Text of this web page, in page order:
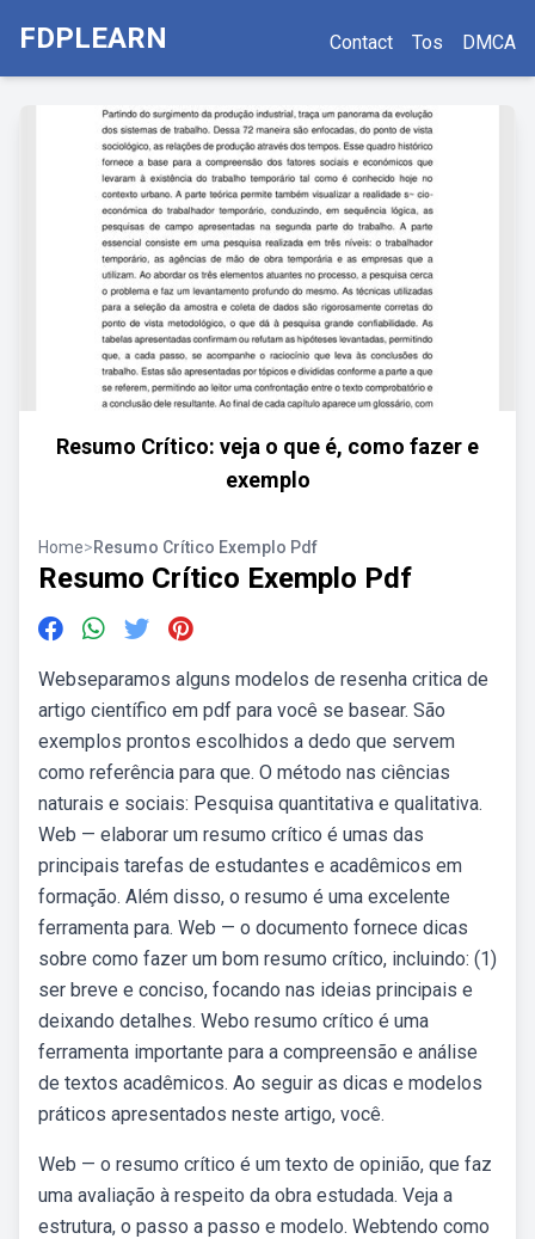
FDPLEARN Contact Tos DMCA
Resumo Crítico: veja o que é, como fazer e
exemplo
Home>Resumo Crítico Exemplo Pdf
Resumo Crítico Exemplo Pdf
Webseparamos alguns modelos de resenha critica de
artigo científico em pdf para você se basear. São
exemplos prontos escolhidos a dedo que servem
como referência para que. O método nas ciências
naturais e sociais: Pesquisa quantitativa e qualitativa.
Web — elaborar um resumo crítico é umas das
principais tarefas de estudantes e acadêmicos em
formação. Além disso, o resumo é uma excelente
ferramenta para. Web — o documento fornece dicas
sobre como fazer um bom resumo crítico, incluindo: (1)
ser breve e conciso, focando nas ideias principais e
deixando detalhes. Webo resumo crítico é uma
ferramenta importante para a compreensão e análise
de textos acadêmicos. Ao seguir as dicas e modelos
práticos apresentados neste artigo, você.
Web — o resumo crítico é um texto de opinião, que faz
uma avaliação à respeito da obra estudada. Veja a
estrutura, o passo a passo e modelo. Webtendo como